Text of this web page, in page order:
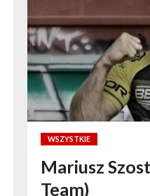
WSZYSTKIE
Mariusz
Team)